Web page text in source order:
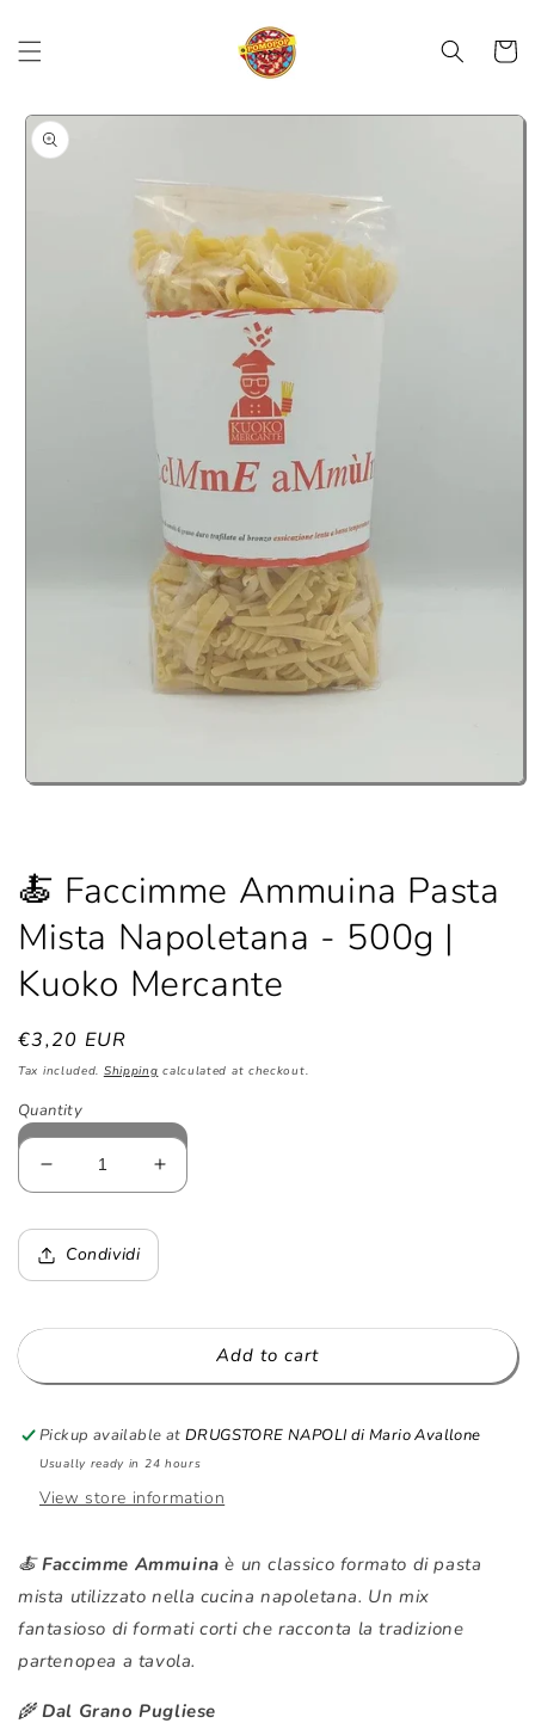
content
Cart
Skip to
product
information
Open
🍝 Faccimme Ammuina Pasta
Mista Napoletana - 500g |
Kuoko Mercante
Regular
price
€3,20 EUR
Tax included. Shipping calculated at checkout.
Quantity
Decrease
quantity
for
🍝
Faccimme
Pasta
500g
Kuoko
Mercante
Increase
quantity
Faccimme
Pasta
500g
Kuoko
Mercante
Condividi
Add to cart
Pickup available atDRUGSTORE NAPOLI di Mario Avallone
Usually ready in 24 hours
View store information
🍝Faccimme Ammuina è un classico formato di pasta
mista utilizzato nella cucina napoletana. Un mix
fantasioso di formati corti che racconta la tradizione
partenopea a tavola.
🌾Dal Grano Pugliese